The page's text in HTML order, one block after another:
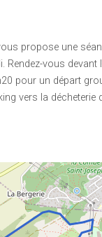
propose une
Rendez-vous
pour un départ
vers la décheterie